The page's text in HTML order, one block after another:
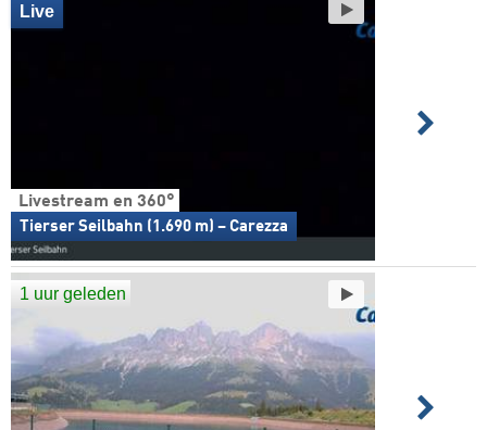
Livestream en 360°
Tierser Seilbahn (1.690 m) – Carezza
Live
1 uur geleden